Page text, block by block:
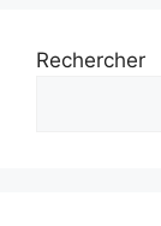
Rechercher